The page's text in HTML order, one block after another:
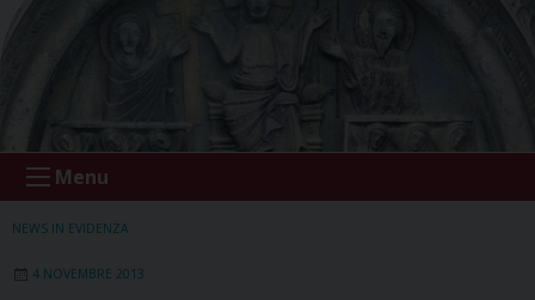
Menu
NEWS IN EVIDENZA
4 NOVEMBRE 2013